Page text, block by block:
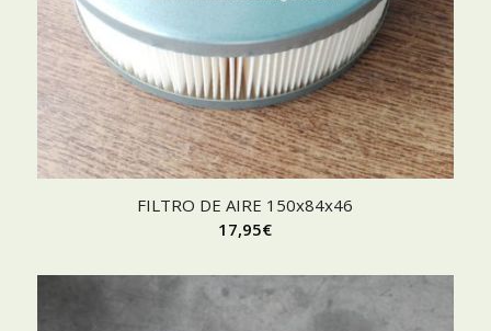
FILTRO DE AIRE 150x84x46
17,95€